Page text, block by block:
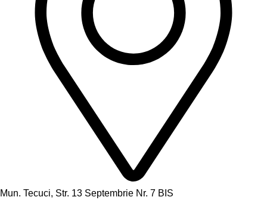
Mun. Tecuci, Str. 13 Septembrie Nr. 7 BIS